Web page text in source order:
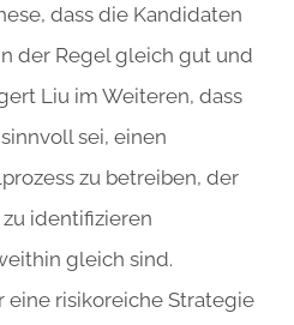
dass die Kandidaten
der Regel gleich gut und
Liu im Weiteren, dass
sei, einen
zu betreiben, der
identifizieren
gleich sind.
eine risikoreiche Strategie